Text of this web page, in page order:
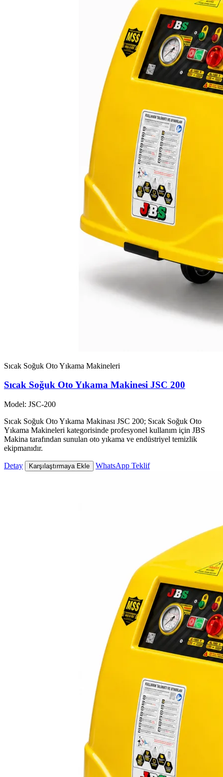
Sıcak Soğuk Oto Yıkama Makineleri
Sıcak Soğuk Oto Yıkama Makinesi JSC 200
Model: JSC-200
Sıcak Soğuk Oto Yıkama Makinası JSC 200; Sıcak Soğuk Oto
Yıkama Makineleri kategorisinde profesyonel kullanım için JBS
Makina tarafından sunulan oto yıkama ve endüstriyel temizlik
ekipmanıdır.
Detay Karşılaştırmaya Ekle WhatsApp Teklif